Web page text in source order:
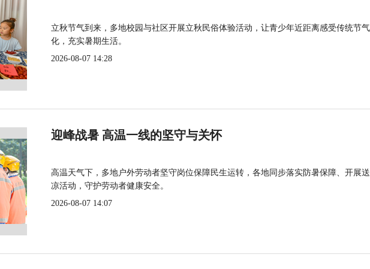
立秋节气到来，多地校园与社区开展立秋民俗体验活动，让青少年近距离感受传统节
化，充实暑期生活。
2026-08-07 14:28
迎峰战暑 高温一线的坚守与关怀
高温天气下，多地户外劳动者坚守岗位保障民生运转，各地同步落实防暑保障、开展
凉活动，守护劳动者健康安全。
2026-08-07 14:07